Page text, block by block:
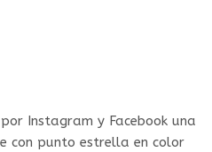
Instagram y Facebook una
con punto estrella en color